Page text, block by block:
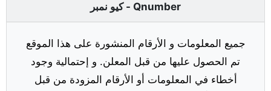
كيو نمبر - Qnumber
جميع المعلومات و الأرقام المنشورة على هذا الموقع
تم الحصول عليها من قبل المعلن. و إحتمالية وجود
أخطاء في المعلومات أو الأرقام المزودة من قبل